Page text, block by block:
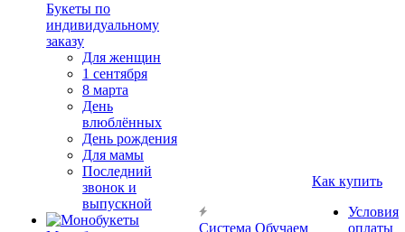
Букеты по
индивидуальному
заказу
Для женщин
1 сентября
8 марта
День
влюблённых
День рождения
Для мамы
Последний
звонок и
выпускной
Система Обучаем
Как купить
Условия
оплаты